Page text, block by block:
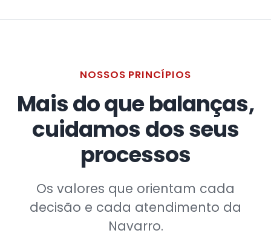
NOSSOS PRINCÍPIOS
Mais do que balanças,
cuidamos dos seus
processos
Os valores que orientam cada
decisão e cada atendimento da
Navarro.